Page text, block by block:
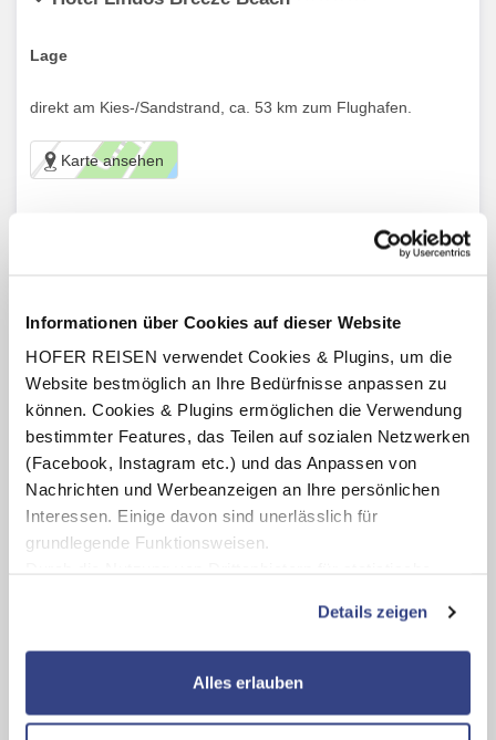
Informationen über Cookies auf dieser Website
HOFER REISEN verwendet Cookies & Plugins, um die
Website bestmöglich an Ihre Bedürfnisse anpassen zu
können. Cookies & Plugins ermöglichen die Verwendung
bestimmter Features, das Teilen auf sozialen Netzwerken
(Facebook, Instagram etc.) und das Anpassen von
Nachrichten und Werbeanzeigen an Ihre persönlichen
Interessen. Einige davon sind unerlässlich für
grundlegende Funktionsweisen.
zusätzliche Dienste bzw. Technologien von Drittanbietern
nutzen und uns sowie Dritten weitere Personalisierungen
ermöglichen, dabei kommt es auch zu Übermittlungen
Datenschutzseite
Details zeigen
Alles erlauben
Lage
direkt am Kies-/Sandstrand, ca. 53 km zum Flughafen.
Karte ansehen
Fitnessraum.
Restaurants befinden sich im Schwesternhotel Lindos Imperial
(Dine Around Concept)
Gegen Gebühr: Wellness- und Beautyanwendungen.
Zimmer
Doppelzimmer (DZ):
ca. 25 m², mit Bad/Dusche und WC,
Föhn, Sat-TV, Minibar, WLAN, Klimaanlage, Safe, Balkon oder
Terrasse.
Einzelzimmer (EZ):ca. 25 m², mit Bad/Dusche und WC,